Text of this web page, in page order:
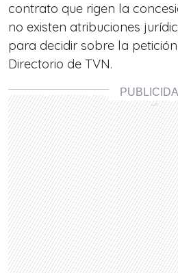
contrato que rigen la
no existen atribuciones
para decidir sobre la
Directorio de TVN.